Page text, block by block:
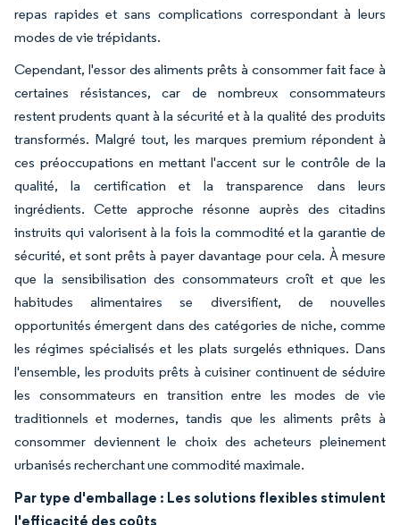
repas rapides et sans complications correspondant à leurs
modes de vie trépidants.
Cependant, l'essor des aliments prêts à consommer fait face à
certaines résistances, car de nombreux consommateurs
restent prudents quant à la sécurité et à la qualité des produits
transformés. Malgré tout, les marques premium répondent à
ces préoccupations en mettant l'accent sur le contrôle de la
qualité, la certification et la transparence dans leurs
ingrédients. Cette approche résonne auprès des citadins
instruits qui valorisent à la fois la commodité et la garantie de
sécurité, et sont prêts à payer davantage pour cela. À mesure
que la sensibilisation des consommateurs croît et que les
habitudes alimentaires se diversifient, de nouvelles
opportunités émergent dans des catégories de niche, comme
les régimes spécialisés et les plats surgelés ethniques. Dans
l'ensemble, les produits prêts à cuisiner continuent de séduire
les consommateurs en transition entre les modes de vie
traditionnels et modernes, tandis que les aliments prêts à
consommer deviennent le choix des acheteurs pleinement
urbanisés recherchant une commodité maximale.
Par type d'emballage : Les solutions flexibles stimulent
l'efficacité des coûts